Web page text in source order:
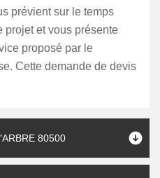
prévient sur le temps
projet et vous présente
proposé par le
Cette demande de devis
80500